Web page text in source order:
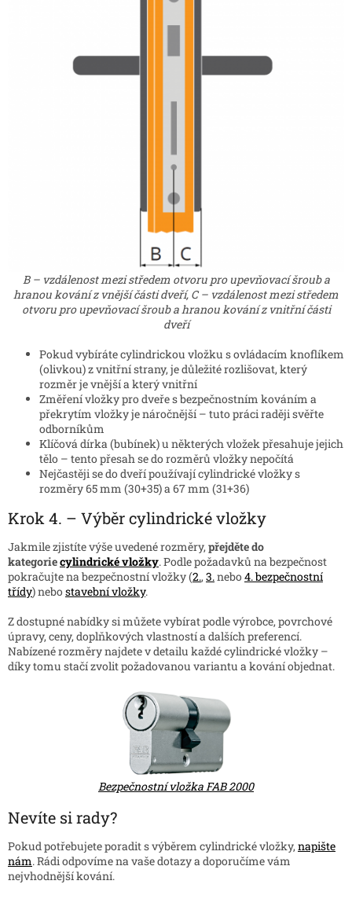
B – vzdálenost mezi středem otvoru pro upevňovací šroub a
hranou kování z vnější části dveří, C – vzdálenost mezi středem
otvoru pro upevňovací šroub a hranou kování z vnitřní části
dveří
Pokud vybíráte cylindrickou vložku s ovládacím knoflíkem
(olivkou) z vnitřní strany, je důležité rozlišovat, který
rozměr je vnější a který vnitřní
Změření vložky pro dveře s bezpečnostním kováním a
překrytím vložky je náročnější – tuto práci raději svěřte
odborníkům
Klíčová dírka (bubínek) u některých vložek přesahuje jejich
tělo – tento přesah se do rozměrů vložky nepočítá
Nejčastěji se do dveří používají cylindrické vložky s
rozměry 65 mm (30+35) a 67 mm (31+36)
Krok 4. – Výběr cylindrické vložky
Jakmile zjistíte výše uvedené rozměry,přejděte do
kategoriecylindrické vložky. Podle požadavků na bezpečnost
pokračujte na bezpečnostní vložky (2.,3.nebo4. bezpečnostní
třídy) nebostavební vložky.
Z dostupné nabídky si můžete vybírat podle výrobce, povrchové
úpravy, ceny, doplňkových vlastností a dalších preferencí.
Nabízené rozměry najdete v detailu každé cylindrické vložky –
díky tomu stačí zvolit požadovanou variantu a kování objednat.
Bezpečnostní vložka FAB 2000
Nevíte si rady?
Pokud potřebujete poradit s výběrem cylindrické vložky,napište
nám. Rádi odpovíme na vaše dotazy a doporučíme vám
nejvhodnější kování.